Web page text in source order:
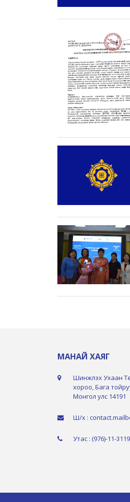
МАНАЙ ХАЯГ
Шинжлэх Ухаан
хороо, Бага
Монгол улс 14191
Ш/х :
Утас : (976)-11-